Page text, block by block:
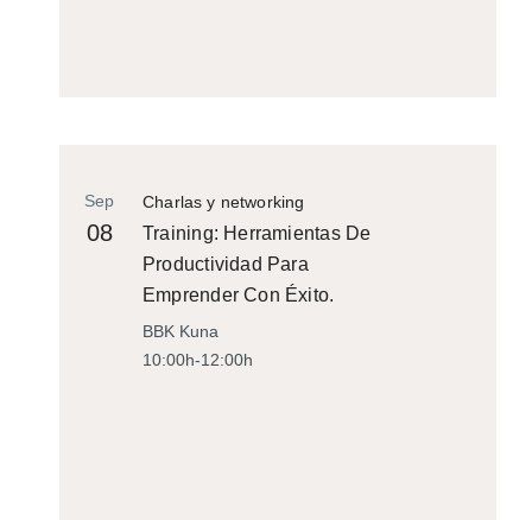
Charlas y networking
Sep
08
Training: Herramientas De
Productividad Para
Emprender Con Éxito.
BBK Kuna
10:00h-12:00h